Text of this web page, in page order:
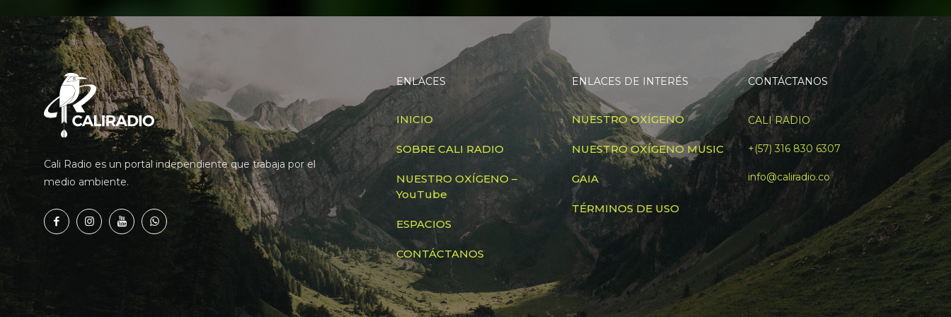
Cali Radio es un portal independiente que trabaja por el
medio ambiente.
ENLACES
INICIO
SOBRE CALI RADIO
NUESTRO OXÍGENO –
YouTube
ESPACIOS
CONTÁCTANOS
ENLACES DE INTERÉS
NUESTRO OXÍGENO
NUESTRO OXÍGENO MUSIC
GAIA
TÉRMINOS DE USO
CONTÁCTANOS
CALI RADIO
+(57) 316 830 6307
info@caliradio.co